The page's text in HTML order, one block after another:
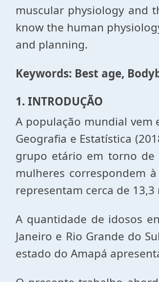
muscular physiology and
know the human
and planning.
Keywords: Best age,
1. INTRODUÇÃO
A população mundial
Geografia e Estatística
grupo etário em torno de
mulheres correspondem
representam cerca de
A quantidade de idosos
Janeiro e Rio Grande do
estado do Amapá